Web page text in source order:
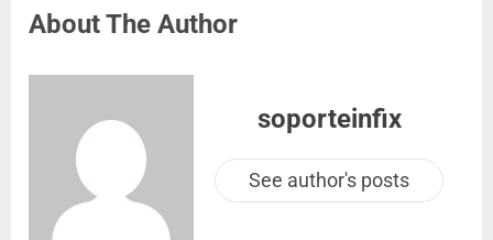
About The Author
soporteinfix
See author's posts